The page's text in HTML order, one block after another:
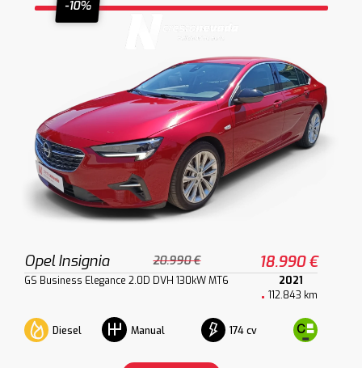
-10%
Opel Insignia 20.990 € 18.990 €
GS Business Elegance 2.0D DVH 130kW MT6
2021
112.843 km
Diesel Manual 174 cv